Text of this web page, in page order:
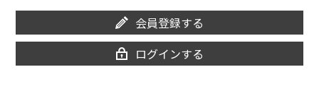
会員登録する
ログインする